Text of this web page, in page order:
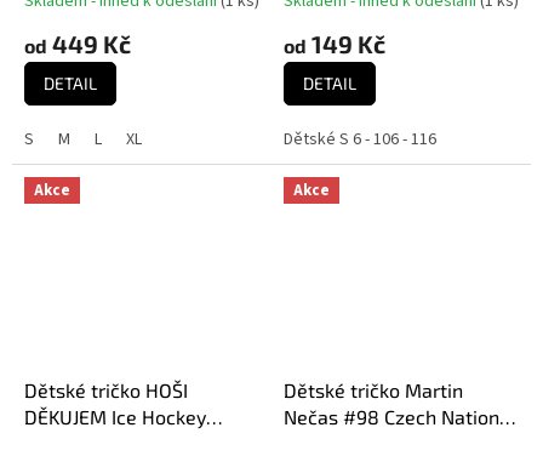
od 449 Kč
DETAIL
S M L XL
od 149 Kč
DETAIL
Dětské S 6 - 106 - 116
Akce
Dětské tričko HOŠI
DĚKUJEM Ice Hockey
Akce
Dětské tričko Martin
Nečas #98 Czech National